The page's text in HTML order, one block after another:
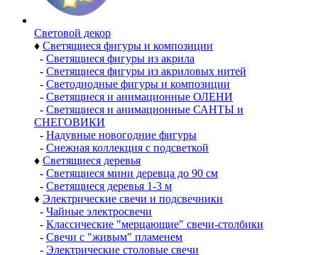
Световой декор
♦ Светящиеся фигуры и композиции
- Светящиеся фигуры из акрила
- Светящиеся фигуры из акриловых нитей
- Светодиодные фигуры и композиции
- Светящиеся и анимационные ОЛЕНИ
- Светящиеся и анимационные САНТЫ и
СНЕГОВИКИ
- Надувные новогодние фигуры
- Снежная коллекция с подсветкой
♦ Светящиеся деревья
- Светящиеся мини деревца до 90 см
- Светящиеся деревья 1-3 м
♦ Электрические свечи и подсвечники
- Чайные электросвечи
- Классические "мерцающие" свечи-столбики
- Свечи с "живым" пламенем
- Электрические столовые свечи